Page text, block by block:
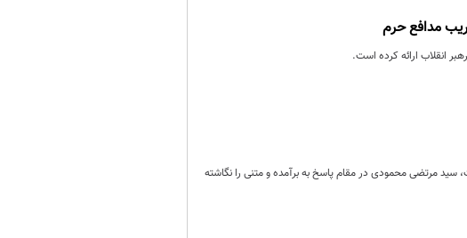
مدافع حرم
انقلاب ارائه کرده است.
سید مرتضی محمودی در مقام پاسخ به برآمده و متنی را نگاشته